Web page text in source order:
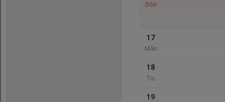
Sön
17
Mån
18
Tis
19